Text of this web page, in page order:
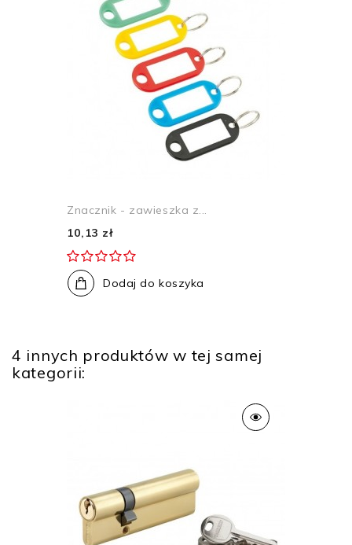
Znacznik - zawieszka z...
10,13 zł
Dodaj do koszyka
4 innych produktów w tej samej
kategorii: